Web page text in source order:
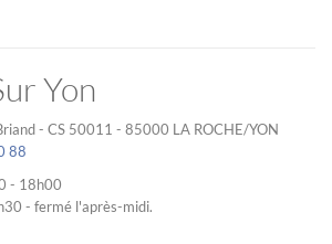
Yon
- CS 50011 - 85000 LA ROCHE/YON
88
- 18h00
- fermé l'après-midi.